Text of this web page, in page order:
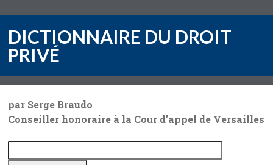
DICTIONNAIRE DU DROIT
PRIVÉ
par Serge Braudo
Conseiller honoraire à la Cour d'appel de Versailles